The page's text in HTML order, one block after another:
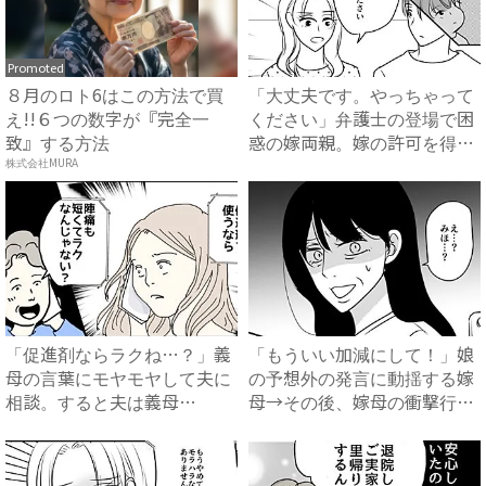
Promoted
８月のロト6はこの方法で買
え!!６つの数字が『完全一
致』する方法
株式会社MURA
「大丈夫です。やっちゃって
ください」弁護士の登場で困
惑の嫁両親。嫁の許可を得た
「促進剤ならラクね…？」義
母の言葉にモヤモヤして夫に
相談。すると夫は義母
「もういい加減にして！」娘
の予想外の発言に動揺する嫁
母→その後、嫁母の衝撃行動